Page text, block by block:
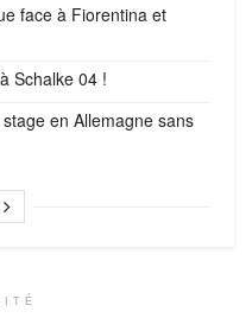
face à Fiorentina et
Schalke 04 !
en Allemagne sans